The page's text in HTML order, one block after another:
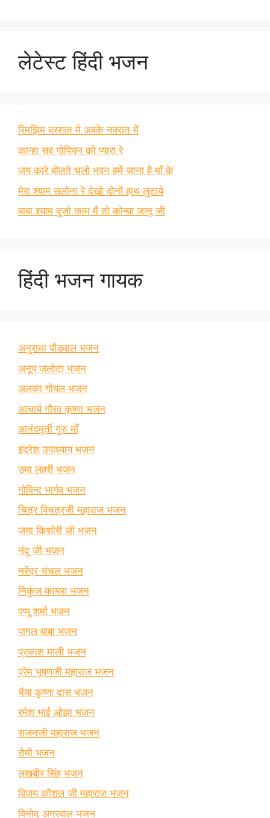
लेटेस्ट हिंदी भजन
रिमझिम बरसात मे अबके नवरात में
कान्हा सब गोपियन को प्यारा रे
जय कारे बोलते चलो भवन हमें जाना है माँ के
मेरा श्याम सलोना रे देखो दोनों हाथ लुटाये
बाबा श्याम दूजो काम मैं तो कोन्या जानू जी
हिंदी भजन गायक
अनुराधा पौडवाल भजन
अनूप जलोटा भजन
अलका गोयल भजन
आचार्य गौरव कृष्णा भजन
आनंदमूर्ती गुरु माँ
इंद्रेश उपाध्याय भजन
उमा लहरी भजन
गोविन्द भार्गव भजन
चित्र विचत्रजी महाराज भजन
जया किशोरी जी भजन
नंदू जी भजन
नरेंद्र चंचल भजन
निकुंज कामरा भजन
पप्पू शर्मा भजन
पागल बाबा भजन
प्रकाश माली भजन
प्रेम भूषणजी महाराज भजन
भैया कृष्णा दास भजन
रमेश भाई ओझा भजन
राजनजी महाराज भजन
रोमी भजन
लखबीर सिंह भजन
विजय कौशल जी महाराज भजन
विनोद अग्रवाल भजन